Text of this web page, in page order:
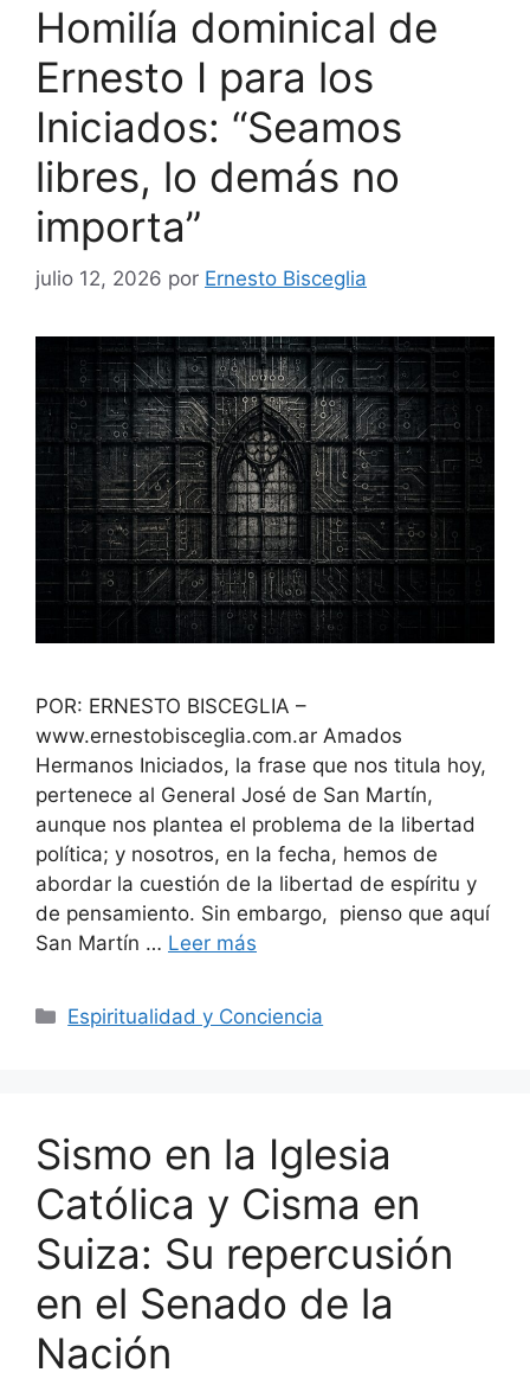
Homilía dominical de
Ernesto I para los
Iniciados: “Seamos
libres, lo demás no
importa”
julio 12, 2026 por Ernesto Bisceglia
POR: ERNESTO BISCEGLIA –
www.ernestobisceglia.com.ar Amados
Hermanos Iniciados, la frase que nos titula hoy,
pertenece al General José de San Martín,
aunque nos plantea el problema de la libertad
política; y nosotros, en la fecha, hemos de
abordar la cuestión de la libertad de espíritu y
de pensamiento. Sin embargo, pienso que aquí
San Martín … Leer más
Categorías
Espiritualidad y Conciencia
Sismo en la Iglesia
Católica y Cisma en
Suiza: Su repercusión
en el Senado de la
Nación